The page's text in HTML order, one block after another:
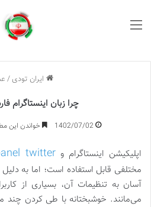
ایران تودی /
چرا زبان اینستاگرام
1402/07/02 خواندن این مطلب 4 دقیقه
اپلیکیشن اینستاگرام وtwitter
مختلفی قابل استفاده است؛ اما به
آسان به تنظیمات آن، بسیاری از
می‌مانند. خوشبختانه با طی کردن چند